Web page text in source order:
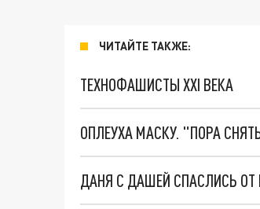
ЧИТАЙТЕ ТАКЖЕ:
ТЕХНОФАШИСТЫ XXI ВЕКА
ОПЛЕУХА МАСКУ. "ПОРА
ДАНЯ С ДАШЕЙ СПАСЛИСЬ